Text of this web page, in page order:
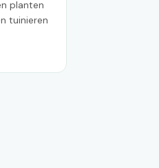
planten
tuinieren